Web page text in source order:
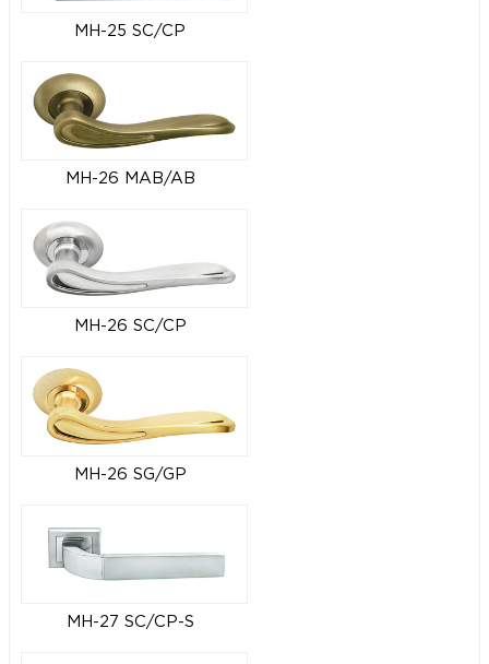
MH-25 SC/CP
MH-26 MAB/AB
MH-26 SC/CP
MH-26 SG/GP
MH-27 SC/CP-S